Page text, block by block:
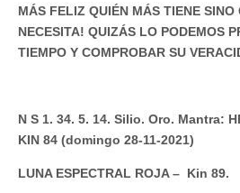
MÁS FELIZ QUIÉN MÁS TIENE SINO
NECESITA! QUIZÁS LO PODEMOS
TIEMPO Y COMPROBAR SU
N S 1. 34. 5. 14. Silio. Oro. Mantra:
KIN 84 (domingo 28-11-2021)
LUNA ESPECTRAL ROJA – Kin 89.